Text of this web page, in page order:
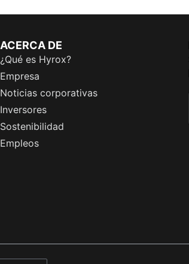
ACERCA DE
¿Qué es Hyrox?
Empresa
Noticias corporativas
Inversores
Sostenibilidad
Empleos